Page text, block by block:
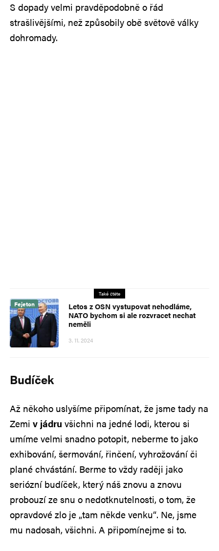
S dopady velmi pravděpodobně o řád
strašlivějšími, než způsobily obě světově války
dohromady.
Také čtěte
Fejeton
Letos z OSN vystupovat nehodláme,
NATO bychom si ale rozvracet nechat
neměli
3. 11. 2024
Budíček
Až někoho uslyšíme připomínat, že jsme tady na
Zemi v jádru všichni na jedné lodi, kterou si
umíme velmi snadno potopit, neberme to jako
exhibování, šermování, řinčení, vyhrožování či
plané chvástání. Berme to vždy raději jako
seriózní budíček, který náš znovu a znovu
probouzí ze snu o nedotknutelnosti, o tom, že
opravdové zlo je „tam někde venku“. Ne, jsme
mu nadosah, všichni. A připomínejme si to.